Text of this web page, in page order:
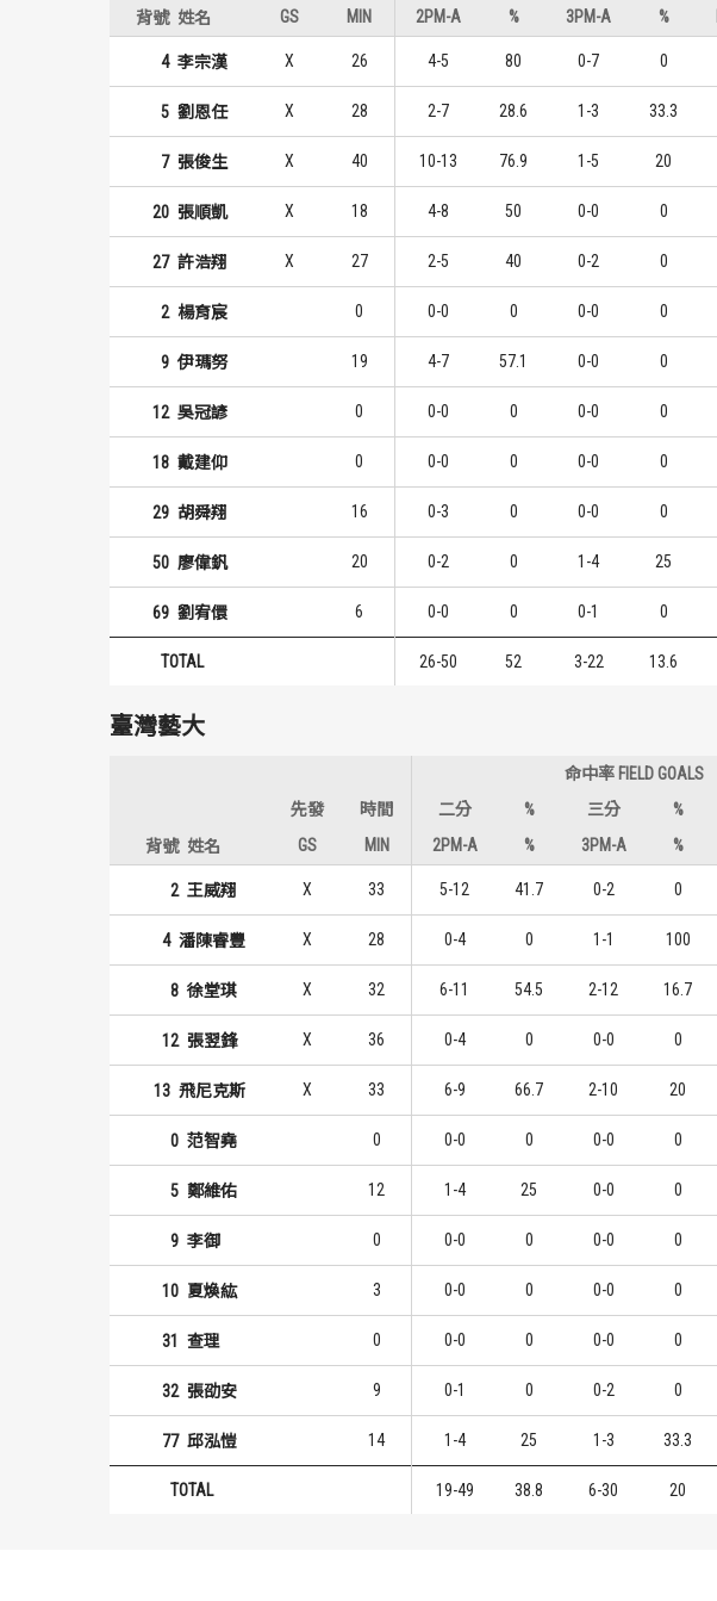
背號 姓名 GS MIN 2PM-A % 3PM-A %
4 李宗漢 X 26 4-5 80 0-7 0
5 劉恩任 X 28 2-7 28.6 1-3 33.3
7 張俊生 X 40 10-13 76.9 1-5 20
20 張順凱 X 18 4-8 50 0-0 0
27 許浩翔 X 27 2-5 40 0-2 0
2 楊育宸 0 0-0 0 0-0 0
9 伊瑪努 19 4-7 57.1 0-0 0
12 吳冠諺 0 0-0 0 0-0 0
18 戴建仰 0 0-0 0 0-0 0
29 胡舜翔 16 0-3 0 0-0 0
50 廖偉釩 20 0-2 0 1-4 25
69 劉宥儇 6 0-0 0 0-1 0
TOTAL 26-50 52 3-22 13.6
臺灣藝大
命中率 FIELD GOALS
先發
時間 二分 % 三分 %
背號 姓名 GS MIN 2PM-A % 3PM-A %
2 王威翔 X 33 5-12 41.7 0-2 0
4 潘陳睿豐 X 28 0-4 0 1-1 100
8 徐堂琪 X 32 6-11 54.5 2-12 16.7
12 張翌鋒 X 36 0-4 0 0-0 0
13 飛尼克斯 X 33 6-9 66.7 2-10 20
0 范智堯 0 0-0 0 0-0 0
5 鄭維佑 12 1-4 25 0-0 0
9 李御 0 0-0 0 0-0 0
10 夏煥紘 3 0-0 0 0-0 0
31 查理 0 0-0 0 0-0 0
32 張劭安 9 0-1 0 0-2 0
77 邱泓愷 14 1-4 25 1-3 33.3
TOTAL 19-49 38.8 6-30 20